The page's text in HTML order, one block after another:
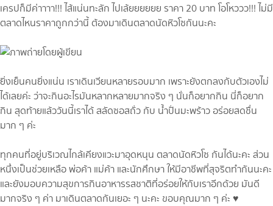
เครปก็มีค่าาาา!!! ไส้แน่นทะลัก ไปเล้ยยยยยย ราคา 20 บาท โอโหววว!!! ไม่มี
ตลาดไหนราคาถูกกว่านี้ ต้องมาเดินตลาดนัดหิวโซกันนะคะ
ยิ่งเย็นคนยิ่งแน่น เราเดินเวียนหลายรอบมาก เพราะยังตกลงกับตัวเองไม่
ได้เลยค่ะ ว่าจะกินอะไรมันหลากหลายมากจริง ๆ นั่นก็อยากกิน นี่ก็อยาก
กิน สุดท้ายแล้ววันนี้เราได้ สลัดซอสถั่ว กับ น้ำปั่นมะพร้าว อร่อยสดชื่น
มาก ๆ ค่ะ
ทุกคนที่อยู่บริเวณไกล้เคียงแวะมาอุดหนุน ตลาดนัดหิวโซ กันได้นะคะ ส่วน
หนึ่งเป็นช่วยเหลือ พ่อค้า แม่ค้า และนักศึกษา ให้มีอาชีพที่สุจริตทำกันนะคะ
และยังมอบความสุขการกินอาหารรสชาติที่อร่อยให้กับเราอีกด้วย มันดี
มากจริง ๆ ค่า มาเดินตลาดกันเยอะ ๆ นะคะ ขอบคุณมาก ๆ ค่ะ ♥️